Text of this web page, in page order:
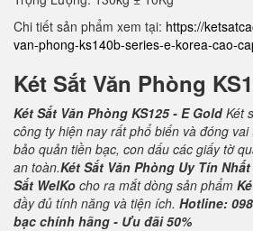
Chi tiết sản phẩm xem tại: https://
van-phong-ks140b-series-e-korea-cao-
Két Sắt Văn Phòng
Két Sắt Văn Phòng KS125 - E GoldKét
công ty hiện nay rất phổ biến và đóng
bảo quản tiền bạc, con dấu các giấy tờ
an toàn.Két Sắt Văn Phòng Uy Tín Nhất
Sắt WelKo cho ra mắt dòng sản phẩm
đầy đủ tính năng và tiện ích. Hotline:
bạc chính hãng - Ưu đãi 50%